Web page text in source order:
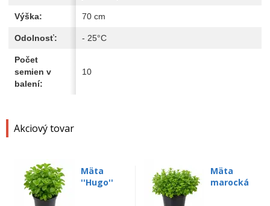
Akciový tovar
Mäta
''Hugo''
Mäta
marocká
Výška: 70 cm
Odolnosť: - 25°C
Počet
semien v
balení:
10